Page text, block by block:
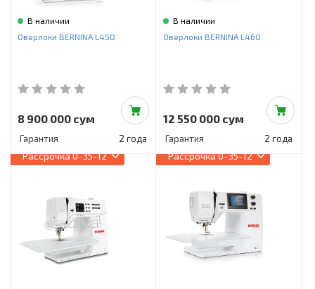
В наличии
Оверлоки BERNINA L450
8 900 000 сум
Гарантия 2 года
В наличии
Оверлоки BERNINA L460
12 550 000 сум
Гарантия 2 года
Рассрочка0-35-12 Рассрочка0-35-12